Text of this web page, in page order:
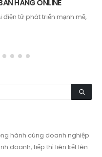
HÀNG ONLINE
tử phát triển mạnh mẽ,
hành cùng doanh nghiệp
doanh, tiếp thị liên kết lên